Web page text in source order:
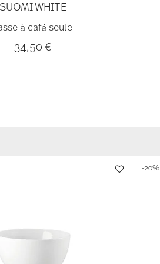
SUOMI WHITE
à café seule
34,50 €
-20%